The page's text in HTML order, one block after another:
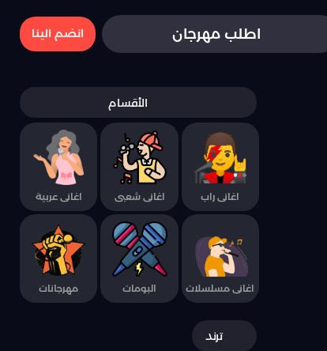
اطلب مهرجان انضم الينا
الأقسام
اغانى راب اغانى شعبى اغانى عربية
اغانى مسلسلات البومات مهرجانات
ترند